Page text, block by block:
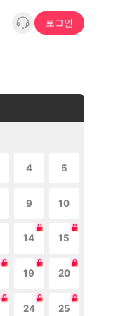
로그인
4 5
9 10
14 15
19 20
24 25